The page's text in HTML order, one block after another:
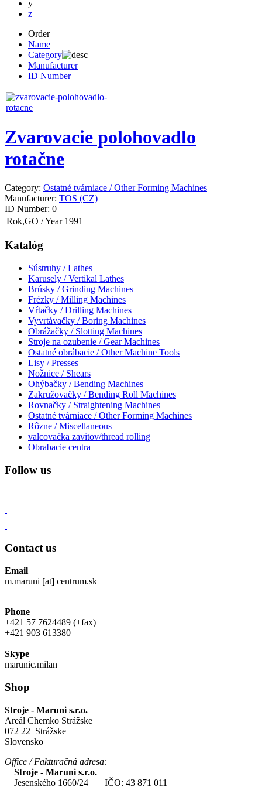
y
z
Order
Name
Category
Manufacturer
ID Number
Zvarovacie polohovadlo
rotačne
Category: Ostatné tvárniace / Other Forming Machines
Manufacturer: TOS (CZ)
ID Number: 0
Rok,GO / Year 1991
Katalóg
Sústruhy / Lathes
Karusely / Vertikal Lathes
Brúsky / Grinding Machines
Frézky / Milling Machines
Vŕtačky / Drilling Machines
Vyvrtávačky / Boring Machines
Obrážačky / Slotting Machines
Stroje na ozubenie / Gear Machines
Ostatné obrábacie / Other Machine Tools
Lisy / Presses
Nožnice / Shears
Ohýbačky / Bending Machines
Zakružovačky / Bending Roll Machines
Rovnačky / Straightening Machines
Ostatné tvárniace / Other Forming Machines
Rôzne / Miscellaneous
valcovačka zavitov/thread rolling
Obrabacie centra
Follow us
Contact us
Email
m.maruni [at] centrum.sk
Phone
+421 57 7624489 (+fax)
+421 903 613380
Skype
marunic.milan
Shop
Stroje - Maruni s.r.o.
Areál Chemko Strážske
072 22 Strážske
Slovensko
Office / Fakturačná adresa:
Stroje - Maruni s.r.o.
Jesenského 1660/24 IČO: 43 871 011